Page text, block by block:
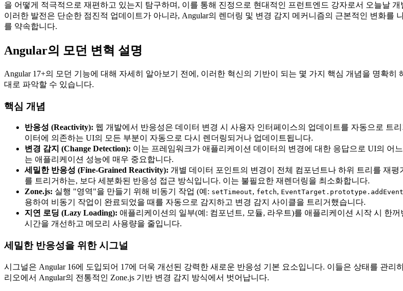
을 어떻게 적극적으로 재편하고 있는지 탐구하며, 이를 통해 진정으로 현대적인 프런트엔드 강자로서 오늘날
이러한 발전은 단순한 점진적 업데이트가 아니라, Angular의 렌더링 및 변경 감지 메커니즘의 근본적인 변화
를 약속합니다.
Angular의 모던 변혁 설명
Angular 17+의 모던 기능에 대해 자세히 알아보기 전에, 이러한 혁신의 기반이 되는 몇 가지 핵심 개념을 명확
대로 파악할 수 있습니다.
핵심 개념
반응성 (Reactivity): 웹 개발에서 반응성은 데이터 변경 시 사용자 인터페이스의 업데이트를 자동으로 트
이터에 의존하는 UI의 모든 부분이 자동으로 다시 렌더링되거나 업데이트됩니다.
변경 감지 (Change Detection): 이는 프레임워크가 애플리케이션 데이터의 변경에 대한 응답으로 UI의 어
는 애플리케이션 성능에 매우 중요합니다.
세밀한 반응성 (Fine-Grained Reactivity): 개별 데이터 포인트의 변경이 전체 컴포넌트나 하위 트리를 재평
를 트리거하는, 보다 세분화된 반응성 접근 방식입니다. 이는 불필요한 재렌더링을 최소화합니다.
Zone.js: 실행 "영역"을 만들기 위해 비동기 작업 (예: setTimeout, fetch,
용하여 비동기 작업이 완료되었을 때를 자동으로 감지하고 변경 감지 사이클을 트리거했습니다.
지연 로딩 (Lazy Loading): 애플리케이션의 일부(예: 컴포넌트, 모듈, 라우트)를 애플리케이션 시작 시 한
시간을 개선하고 메모리 사용량을 줄입니다.
세밀한 반응성을 위한 시그널
시그널은 Angular 16에 도입되어 17에 더욱 개선된 강력한 새로운 반응성 기본 요소입니다. 이들은 상태를 관
리오에서 Angular의 전통적인 Zone.js 기반 변경 감지 방식에서 벗어납니다.